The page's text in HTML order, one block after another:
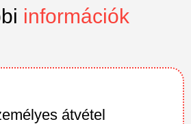
információk
átvétel